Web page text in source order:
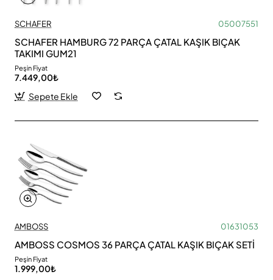
SCHAFER 05007551
SCHAFER HAMBURG 72 PARÇA ÇATAL KAŞIK BIÇAK
TAKIMI GUM21
Peşin Fiyat
7.449,00₺
Sepete Ekle
AMBOSS 01631053
AMBOSS COSMOS 36 PARÇA ÇATAL KAŞIK BIÇAK SETİ
Peşin Fiyat
1.999,00₺